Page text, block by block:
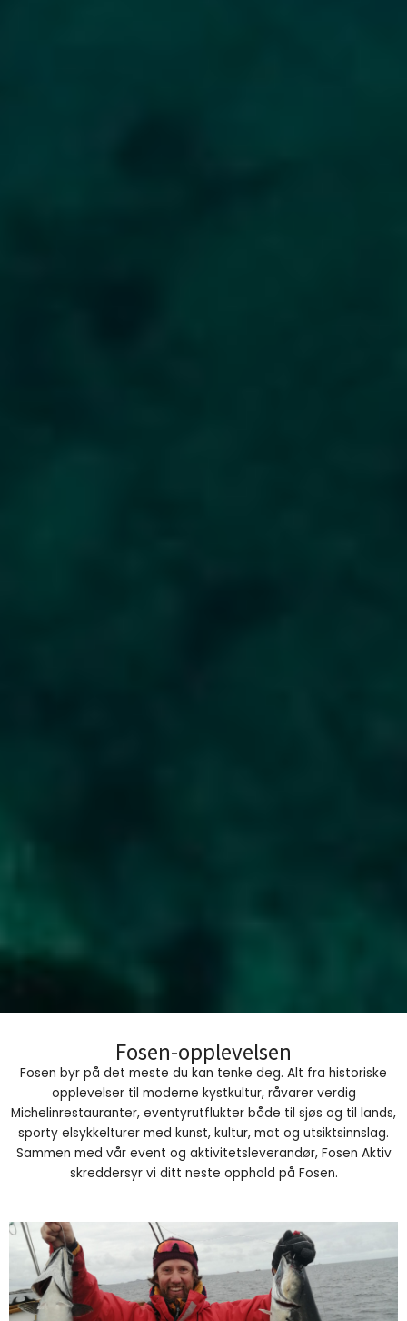
Sommertid på Fosen
Fosen-opplevelsen
Fosen byr på det meste du kan tenke deg. Alt fra historiske
opplevelser til moderne kystkultur, råvarer verdig
Michelinrestauranter, eventyrutflukter både til sjøs og til lands,
sporty elsykkelturer med kunst, kultur, mat og utsiktsinnslag.
Sammen med vår event og aktivitetsleverandør, Fosen Aktiv
skreddersyr vi ditt neste opphold på Fosen.